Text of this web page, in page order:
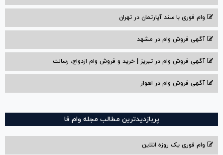
وام فوری با سند آپارتمان در تهران
آگهی فروش وام در مشهد
آگهی فروش وام در تبریز | خرید و فروش وام ازدواج، رسالت
آگهی فروش وام در اهواز
پربازدیدترین مطالب مجله وام فا
وام فوری یک روزه انلاین